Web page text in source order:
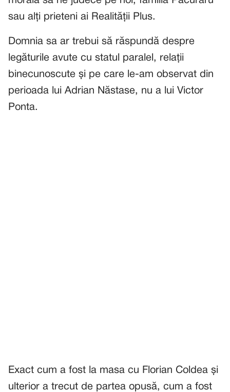
sau alți prieteni ai Realității Plus.
Domnia sa ar trebui să răspundă despre
legăturile avute cu statul paralel, relații
binecunoscute și pe care le-am observat din
perioada lui Adrian Năstase, nu a lui Victor
Ponta.
Exact cum a fost la masa cu Florian Coldea și
ulterior a trecut de partea opusă, cum a fost